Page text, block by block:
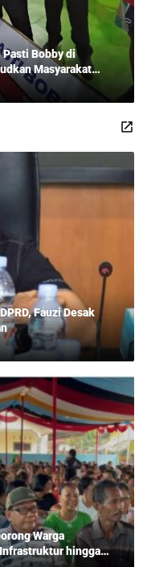
Bobby di
Masyarakat
Penonton!
Fauzi Desak
Warga
hingga